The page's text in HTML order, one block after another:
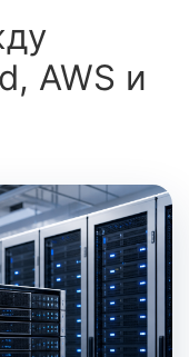
AWS и